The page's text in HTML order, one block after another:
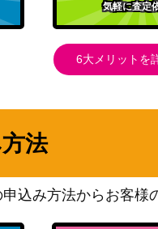
気軽に査定
6大メリットを
法
込み方法からお客様